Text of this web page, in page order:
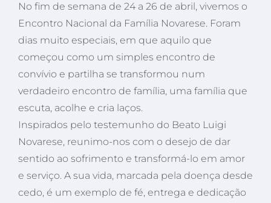
No fim de semana de 24 a 26 de abril, vivemos o
Encontro Nacional da Família Novarese. Foram
dias muito especiais, em que aquilo que
começou como um simples encontro de
convívio e partilha se transformou num
verdadeiro encontro de família, uma família que
escuta, acolhe e cria laços.
Inspirados pelo testemunho do Beato Luigi
Novarese, reunimo-nos com o desejo de dar
sentido ao sofrimento e transformá-lo em amor
e serviço. A sua vida, marcada pela doença desde
cedo, é um exemplo de fé, entrega e dedicação